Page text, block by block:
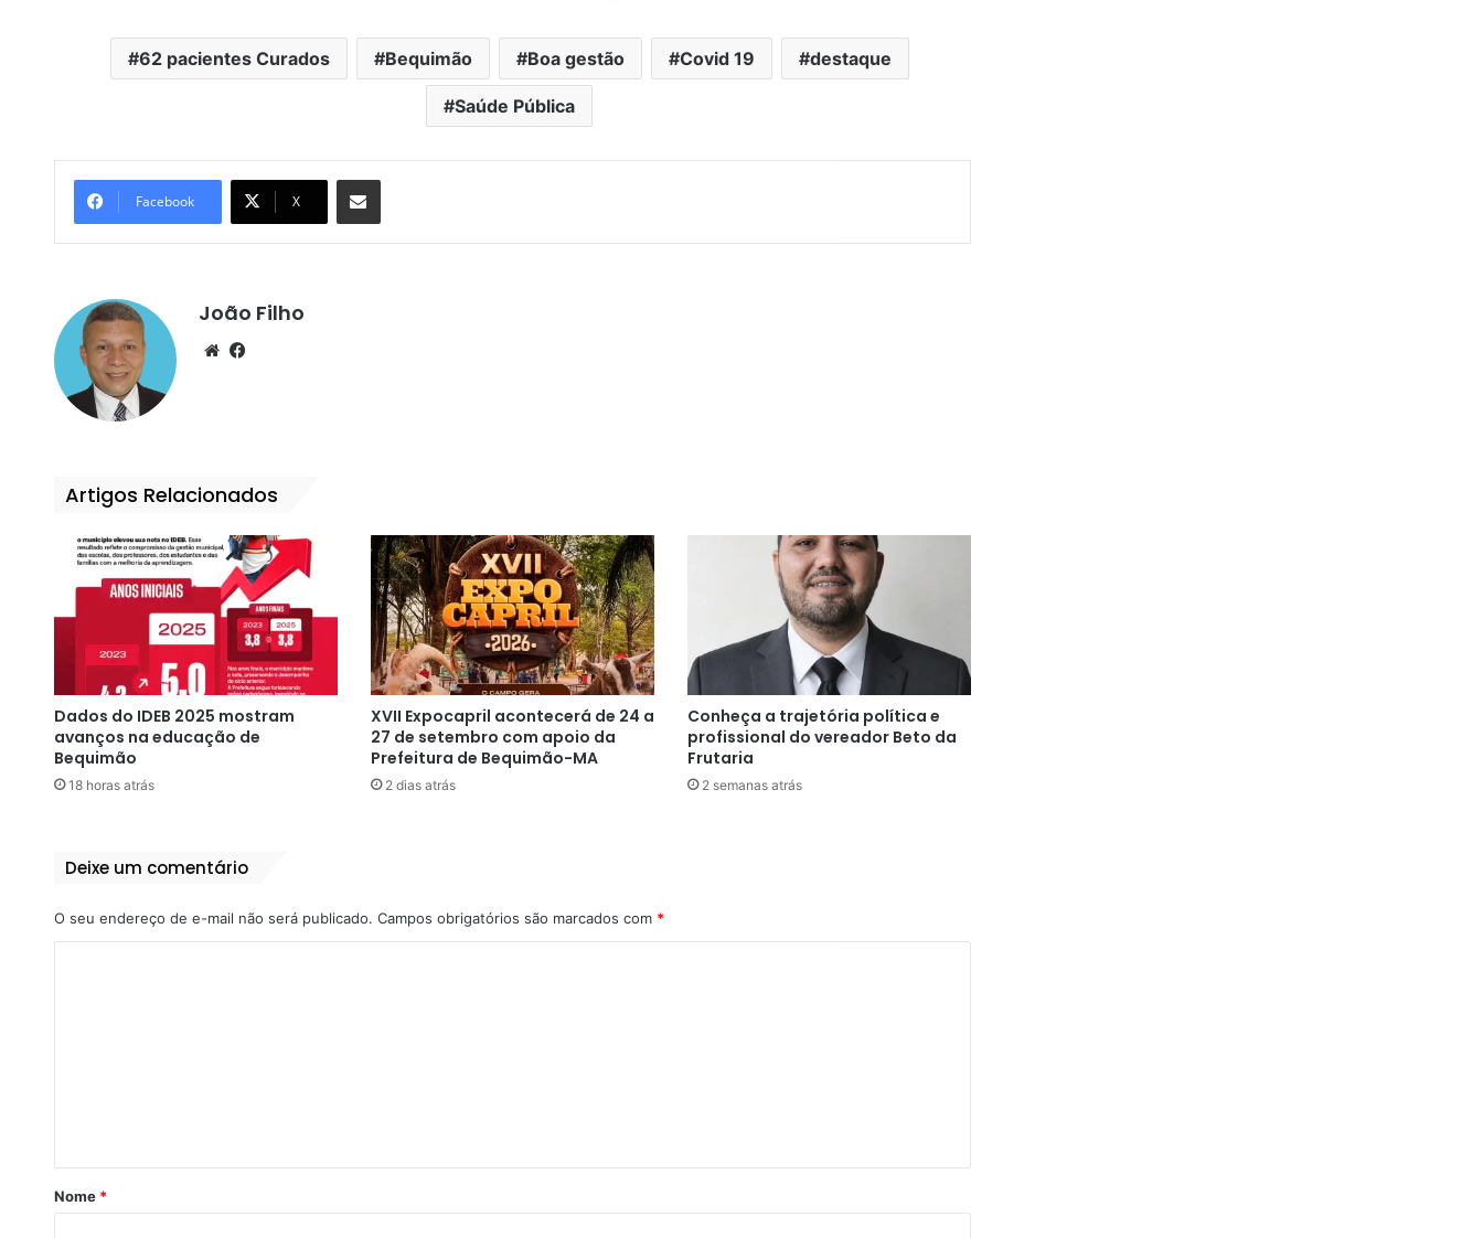
62 pacientes Curados Bequimão Boa gestão Covid 19 destaque
Saúde Pública
Facebook X
Compartilhar por e-mail
João Filho
We
Artigos Relacionados
Dados do IDEB 2025 mostram
avanços na educação de
Bequimão
18 horas atrás
XVII Expocapril acontecerá de 24 a
27 de setembro com apoio da
Prefeitura de Bequimão-MA
2 dias atrás
Conheça a trajetória política e
profissional do vereador Beto da
Frutaria
2 semanas atrás
Deixe um comentário
O seu endereço de e-mail não será publicado. Campos obrigatórios são marcados com *
r
Nome *